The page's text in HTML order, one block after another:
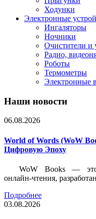
Ходунки
Электронные
Ингаляторы
Ночники
Очистители и
Радио,
Роботы
Термометры
Электронные
Наши новости
06.08.2026
World of Words (WoW
Цифровую Эпоху
WoW Books — это
онлайн-чтения,
Подробнее
03.08.2026